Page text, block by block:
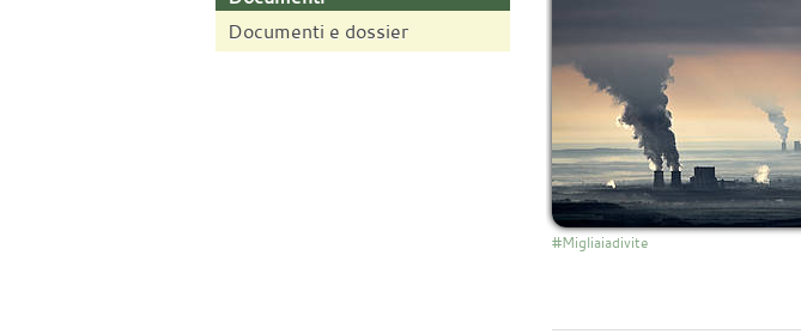
Documenti e dossier
#Migliaiadivite